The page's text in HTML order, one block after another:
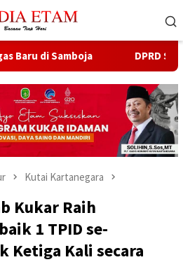
Samboja DPRD
Kutai Kartanegara
Kukar Raih
1 TPID se-
Ketiga Kali secara